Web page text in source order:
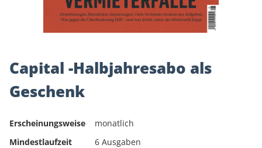
Capital -Halbjahresabo als
Geschenk
Erscheinungsweise
monatlich
Mindestlaufzeit
6 Ausgaben